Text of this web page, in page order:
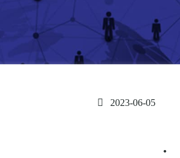
2023-06-05
.